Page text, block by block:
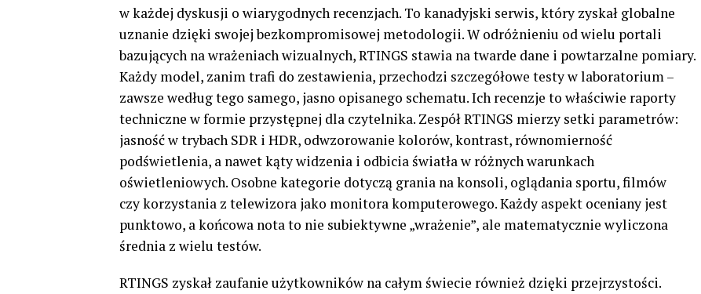
w każdej dyskusji o wiarygodnych recenzjach. To kanadyjski serwis, który zyskał globalne
uznanie dzięki swojej bezkompromisowej metodologii. W odróżnieniu od wielu portali
bazujących na wrażeniach wizualnych, RTINGS stawia na twarde dane i powtarzalne pomiary.
Każdy model, zanim trafi do zestawienia, przechodzi szczegółowe testy w laboratorium –
zawsze według tego samego, jasno opisanego schematu. Ich recenzje to właściwie raporty
techniczne w formie przystępnej dla czytelnika. Zespół RTINGS mierzy setki parametrów:
jasność w trybach SDR i HDR, odwzorowanie kolorów, kontrast, równomierność
podświetlenia, a nawet kąty widzenia i odbicia światła w różnych warunkach
oświetleniowych. Osobne kategorie dotyczą grania na konsoli, oglądania sportu, filmów
czy korzystania z telewizora jako monitora komputerowego. Każdy aspekt oceniany jest
punktowo, a końcowa nota to nie subiektywne „wrażenie”, ale matematycznie wyliczona
średnia z wielu testów.
RTINGS zyskał zaufanie użytkowników na całym świecie również dzięki przejrzystości.